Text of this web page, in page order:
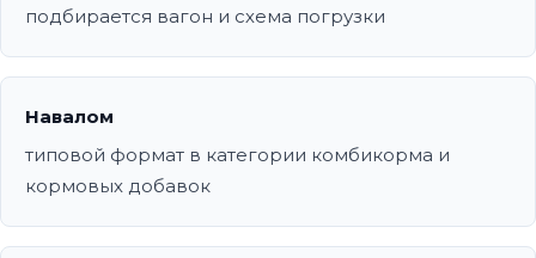
подбирается вагон и схема погрузки
Навалом
типовой формат в категории комбикорма и
кормовых добавок